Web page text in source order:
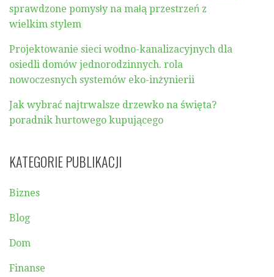
sprawdzone pomysły na małą przestrzeń z
wielkim stylem
Projektowanie sieci wodno-kanalizacyjnych dla
osiedli domów jednorodzinnych. rola
nowoczesnych systemów eko-inżynierii
Jak wybrać najtrwalsze drzewko na święta?
poradnik hurtowego kupującego
KATEGORIE PUBLIKACJI
Biznes
Blog
Dom
Finanse